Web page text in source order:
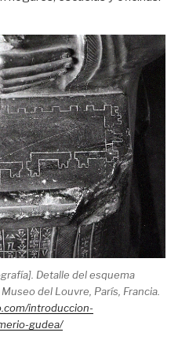
Detalle del esquema
del Louvre, París, Francia.
introduccion-
gudea/